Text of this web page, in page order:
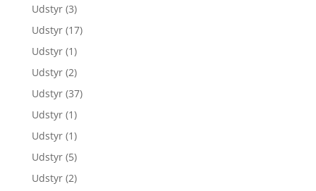
Udstyr (3)
Udstyr (17)
Udstyr (1)
Udstyr (2)
Udstyr (37)
Udstyr (1)
Udstyr (1)
Udstyr (5)
Udstyr (2)